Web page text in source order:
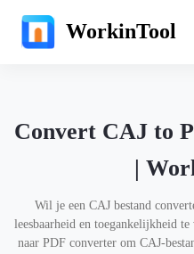
WorkinTool
Convert CAJ to
|
Wil je een CAJ bestand
leesbaarheid en toegankelijkheid
naar PDF converter om CAJ-